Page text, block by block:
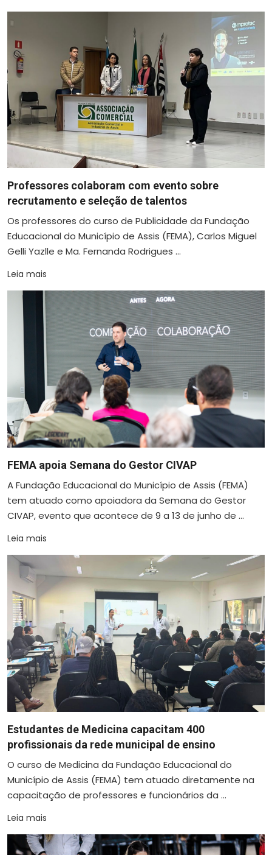
Professores colaboram com evento sobre
recrutamento e seleção de talentos
Os professores do curso de Publicidade da Fundação
Educacional do Município de Assis (FEMA), Carlos Miguel
Gelli Yazlle e Ma. Fernanda Rodrigues ...
Leia mais
FEMA apoia Semana do Gestor CIVAP
A Fundação Educacional do Município de Assis (FEMA)
tem atuado como apoiadora da Semana do Gestor
CIVAP, evento que acontece de 9 a 13 de junho de ...
Leia mais
Estudantes de Medicina capacitam 400
profissionais da rede municipal de ensino
O curso de Medicina da Fundação Educacional do
Município de Assis (FEMA) tem atuado diretamente na
capacitação de professores e funcionários da ...
Leia mais